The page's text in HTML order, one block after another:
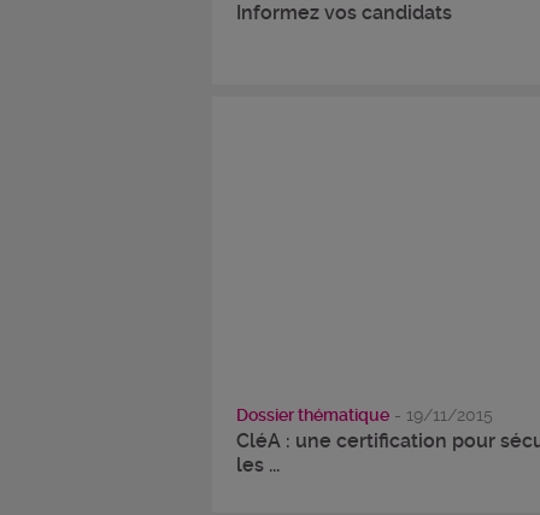
Informez vos candidats
Dossier thématique - 19/11/2015
CléA : une certification pour
les ...